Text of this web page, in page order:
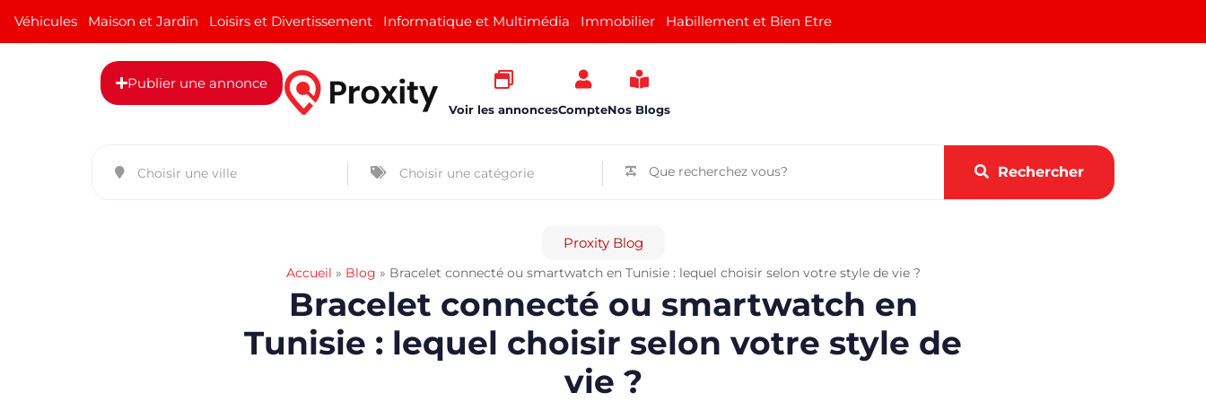
Véhicules Maison et Jardin Loisirs et Divertissement Informatique et Multimédia Immobilier Habillement et Bien Etre
Publier une annonce
Voir les annoncesCompteNos Blogs
Rechercher
Proxity Blog
Accueil » Blog » Bracelet connecté ou smartwatch en Tunisie : lequel choisir selon votre style de vie ?
Bracelet connecté ou smartwatch en
Tunisie : lequel choisir selon votre style de
vie ?